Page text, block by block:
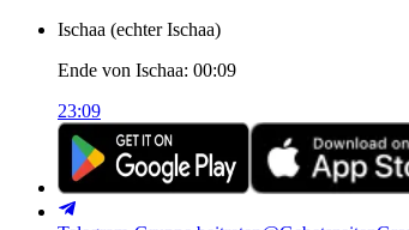
Ischaa (echter Ischaa)
Ende von Ischaa: 00:09
23:09